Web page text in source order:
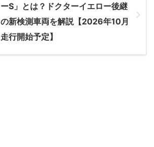
ーS」とは？ドクターイエロー後継
の新検測車両を解説【2026年10月
走行開始予定】